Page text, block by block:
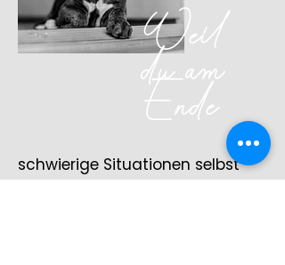
Weil
du am
Ende
schwierige Situationen selbst